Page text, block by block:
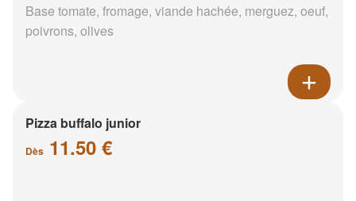
Base tomate, fromage, viande hachée, merguez, oeuf,
poivrons, olives
Pizza buffalo junior
Dès 11.50 €